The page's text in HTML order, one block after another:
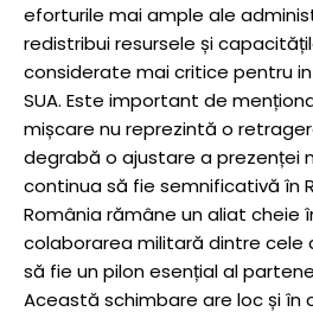
eforturile mai ample ale
redistribui resursele și
considerate mai critice pentru
SUA. Este important de
mișcare nu reprezintă o
degrabă o ajustare a prezenței
continua să fie semnificativă în
România rămâne un aliat cheie
colaborarea militară dintre cele
să fie un pilon esențial al
Această schimbare are loc și în